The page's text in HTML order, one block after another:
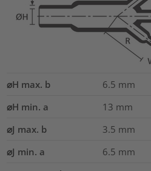
⌀H max. b 6.5 mm
⌀H min. a
13 mm
⌀J max. b
3.5 mm
⌀J min. a
6.5 mm